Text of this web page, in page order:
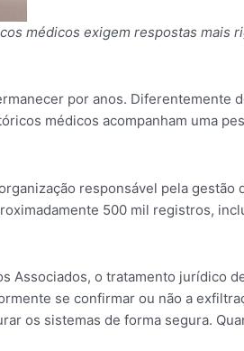
médicos exigem respostas mais
por anos. Diferentemente
médicos acompanham uma
responsável pela gestão
500 mil registros,
Associados, o tratamento jurídico
se confirmar ou não a
os sistemas de forma segura.